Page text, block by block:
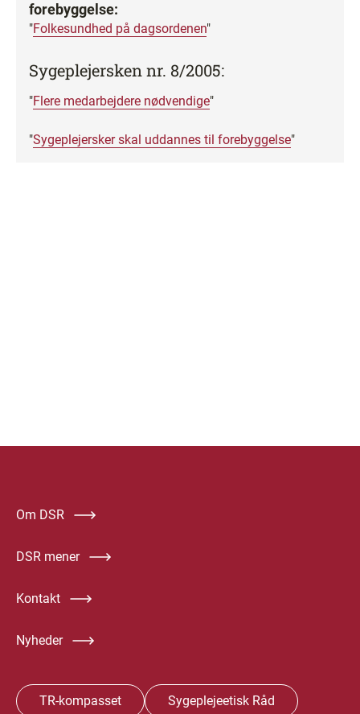
forebyggelse:
"Folkesundhed på dagsordenen"
Sygeplejersken nr. 8/2005:
"Flere medarbejdere nødvendige"
"Sygeplejersker skal uddannes til forebyggelse"
Om DSR
DSR mener
Kontakt
Nyheder
TR-kompasset Sygeplejeetisk Råd